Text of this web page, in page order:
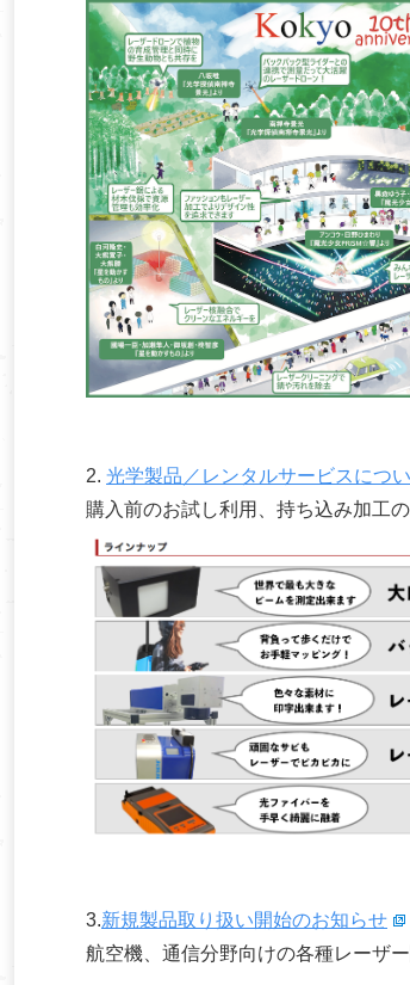
2. 光学製品／レンタルサービスにつ
購入前のお試し利用、持ち込み加工
3.新規製品取り扱い開始のお知らせ
航空機、通信分野向けの各種レーザ